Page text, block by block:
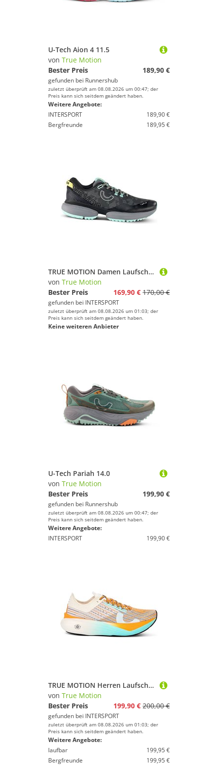
U-Tech Aion 4 11.5
von True Motion
Bester Preis
189,90 €
gefunden bei Runnershub
zuletzt überprüft am 08.08.2026 um 00:47; der
Preis kann sich seitdem geändert haben.
Weitere Angebote:
INTERSPORT
189,90 €
Bergfreunde
189,95 €
TRUE MOTION Damen Laufschuhe U-TECH Nevos Elements 3
von True Motion
Bester Preis
169,90 € 170,00 €
gefunden bei INTERSPORT
zuletzt überprüft am 08.08.2026 um 01:03; der
Preis kann sich seitdem geändert haben.
Keine weiteren Anbieter
U-Tech Pariah 14.0
von True Motion
Bester Preis
199,90 €
gefunden bei Runnershub
zuletzt überprüft am 08.08.2026 um 00:47; der
Preis kann sich seitdem geändert haben.
Weitere Angebote:
INTERSPORT
199,90 €
TRUE MOTION Herren Laufschuhe U-TECH Solo 2
von True Motion
Bester Preis
199,90 € 200,00 €
gefunden bei INTERSPORT
zuletzt überprüft am 08.08.2026 um 01:03; der
Preis kann sich seitdem geändert haben.
Weitere Angebote:
laufbar
199,95 €
Bergfreunde
199,95 €